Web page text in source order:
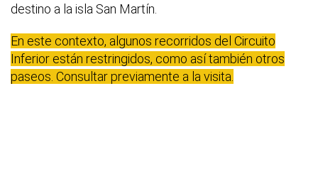
destino a la isla San Martín.
En este contexto, algunos recorridos del Circuito
Inferior están restringidos, como así también otros
paseos. Consultar previamente a la visita.